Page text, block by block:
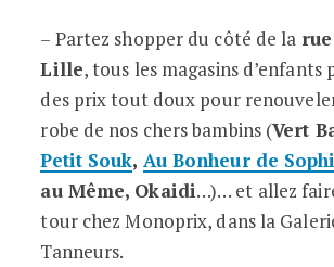
– Partez shopper du côté de la
Lille, tous les magasins d’enfants
des prix tout doux pour
robe de nos chers bambins (Vert
Petit Souk, Au Bonheur de
au Même, Okaidi…)… et allez
tour chez Monoprix, dans la
Tanneurs.